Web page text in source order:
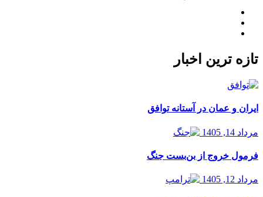
تازه ترین اخبار
ایران و عمان در آستانه توافق
مرداد 14, 1405
فرمول خروج از بن‌بست جنگ
مرداد 12, 1405